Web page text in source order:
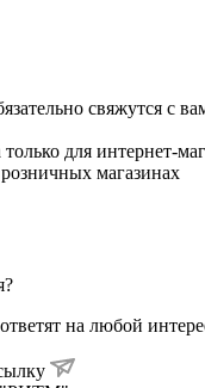
свяжутся с
для интернет-
магазинах
на любой